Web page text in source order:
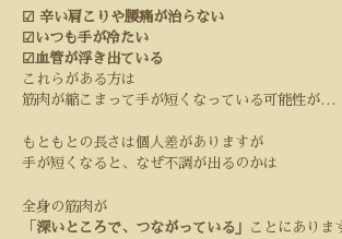
☑︎ 辛い肩こりや腰痛が治らない
☑︎ いつも手が冷たい
☑︎血管が浮き出ている
これらがある方は
筋肉が縮こまって手が短くなっている可能性が…
もともとの長さは個人差がありますが
手が短くなると、なぜ不調が出るのかは
全身の筋肉が
「 深いところで、つながっている」 ことにありま